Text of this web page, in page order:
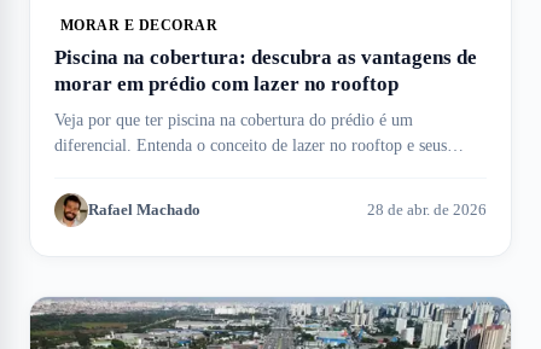
MORAR E DECORAR
Piscina na cobertura: descubra as vantagens de
morar em prédio com lazer no rooftop
Veja por que ter piscina na cobertura do prédio é um
diferencial. Entenda o conceito de lazer no rooftop e seus
Rafael Machado 28 de abr. de 2026